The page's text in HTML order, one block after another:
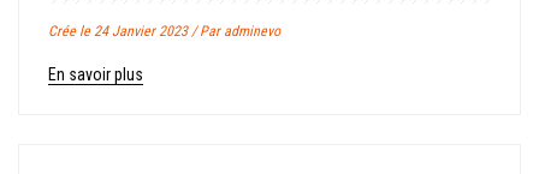
Crée le 24 Janvier 2023 / Par adminevo
En savoir plus